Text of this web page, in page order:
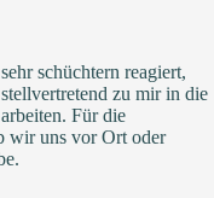
schüchtern reagiert,
zu mir in die
Für die
wir uns vor Ort oder